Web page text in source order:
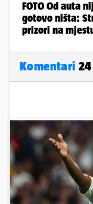
Komentari 24